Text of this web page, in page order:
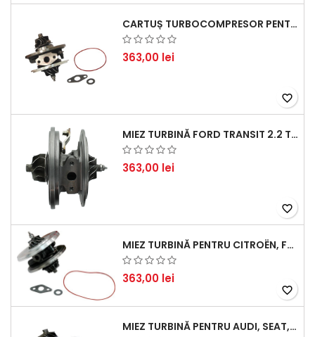
CARTUȘ TURBOCOMPRESOR PENTRU VW, AUDI, SEAT, SKODA - MOTOR DIESEL 2.0 TDI
363,00 lei
favorite_border
MIEZ TURBINĂ FORD TRANSIT 2.2 TDCI (2007-2016)
363,00 lei
favorite_border
MIEZ TURBINĂ PENTRU CITROËN, FORD, MAZDA, MINI, PEUGEOT ȘI VOLVO - MOTORIZĂRI 1.6 HDI ȘI 1.6 D
363,00 lei
favorite_border
MIEZ TURBINĂ PENTRU AUDI, SEAT, SKODA ȘI VOLKSWAGEN - MOTORIZĂRI 2.0 TDI 103KW 140CP